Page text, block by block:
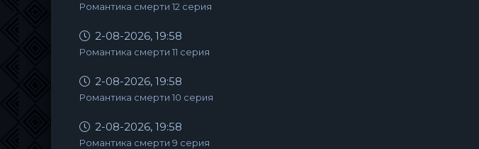
Романтика смерти 12 серия
2-08-2026, 19:58
Романтика смерти 11 серия
2-08-2026, 19:58
Романтика смерти 10 серия
2-08-2026, 19:58
Романтика смерти 9 серия